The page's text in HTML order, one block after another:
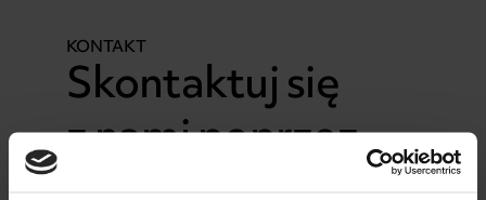
KONTAKT
Skontaktuj się
z nami poprzez